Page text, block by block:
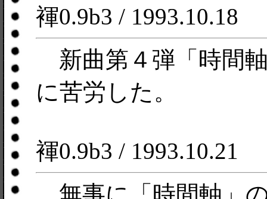
褌0.9b3 / 1993.10.18
新曲第４弾「時間
に苦労した。
褌0.9b3 / 1993.10.21